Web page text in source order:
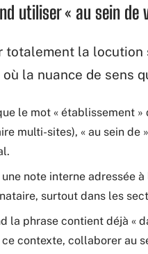
utiliser « au sein
totalement la locution
où la nuance de sens
le mot « établissement
multi-sites), « au sein de
une note interne adressée
surtout dans les
la phrase contient déjà «
ce contexte, collaborer au